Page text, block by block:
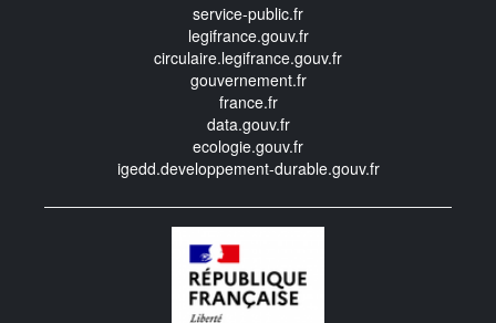
service-public.fr
legifrance.gouv.fr
circulaire.legifrance.gouv.fr
gouvernement.fr
france.fr
data.gouv.fr
ecologie.gouv.fr
igedd.developpement-durable.gouv.fr